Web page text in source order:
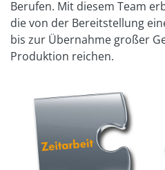
Berufen. Mit diesem Team
die von der Bereitstellung
bis zur Übernahme großer
Produktion reichen.